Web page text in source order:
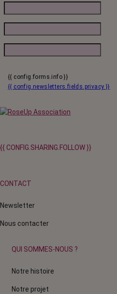
{{ config.forms.info }}
{{ config.newsletters.fields.privacy }}
{{ CONFIG.SHARING.FOLLOW }}
CONTACT
Newsletter
Nous contacter
QUI SOMMES-NOUS ?
Notre histoire
Notre projet